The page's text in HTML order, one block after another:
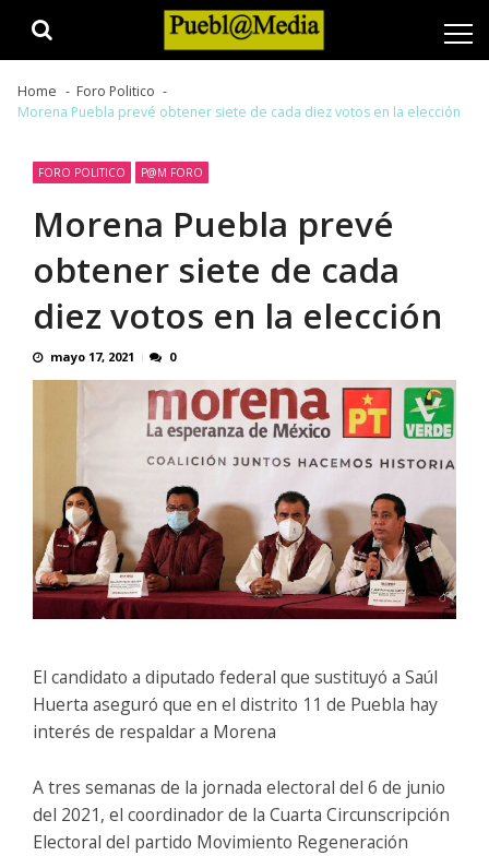
Home
Foro Politico
Morena Puebla prevé obtener siete de cada diez votos en la elección
FORO POLITICO P@M FORO
Morena Puebla prevé
obtener siete de cada
diez votos en la elección
mayo 17, 2021 0
El candidato a diputado federal que sustituyó a Saúl
Huerta aseguró que en el distrito 11 de Puebla hay
interés de respaldar a Morena
A tres semanas de la jornada electoral del 6 de junio
del 2021, el coordinador de la Cuarta Circunscripción
Electoral del partido Movimiento Regeneración